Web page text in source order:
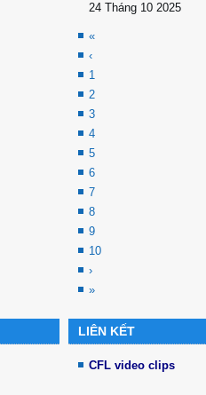
24 Tháng 10 2025
«
‹
1
2
3
4
5
6
7
8
9
10
›
»
LIÊN KẾT
CFL video clips